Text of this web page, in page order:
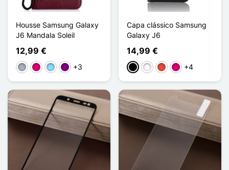
Housse Samsung Galaxy
J6 Mandala Soleil
12,99 €
CinzentoMagentaAzul Claro
Púrpura
+3
Capa clássico Samsung
Galaxy J6
14,99 €
PretoBrancoVermelho
Magenta
+4